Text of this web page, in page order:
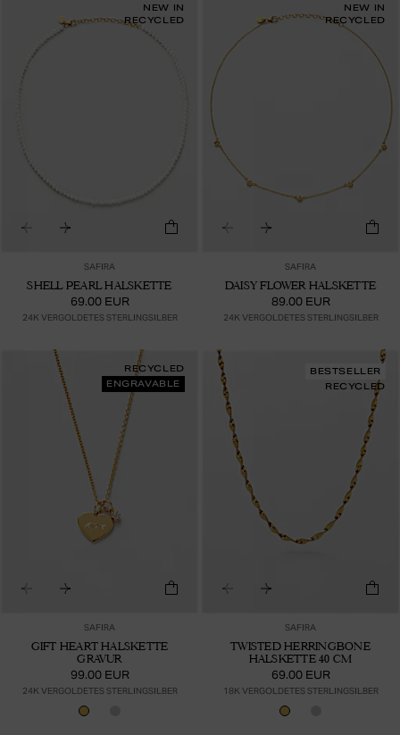
NEW IN
RECYCLED
SAFIRA
SHELL PEARL HALSKETTE
69.00 EUR
24K VERGOLDETES STERLINGSILBER
NEW IN
RECYCLED
SAFIRA
DAISY FLOWER HALSKETTE
89.00 EUR
24K VERGOLDETES STERLINGSILBER
RECYCLED
ENGRAVABLE
SAFIRA
GIFT HEART HALSKETTE
GRAVUR
99.00 EUR
24K VERGOLDETES STERLINGSILBER
BESTSELLER
RECYCLED
SAFIRA
TWISTED HERRINGBONE
HALSKETTE 40 CM
69.00 EUR
18K VERGOLDETES STERLINGSILBER